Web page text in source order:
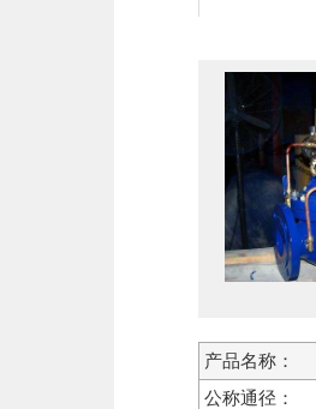
产品名称：
公称通径：